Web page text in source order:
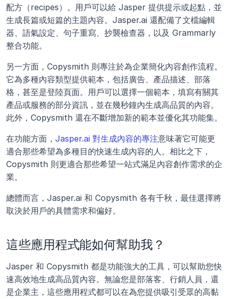
配方（recipes）。用戶可以給 Jasper 提供提示或起點，並
生成長篇或短篇的主題內容。Jasper.ai 還配備了文檔編輯
器、語氣設定、句子重寫、抄襲檢查器，以及 Grammarly
整合功能。
另一方面，Copysmith 則專注於為企業簡化內容創作流程。
它為多種內容類型提供範本，包括廣告、產品描述、部落
格，甚至是登陸頁面。用戶可以選擇一個範本，填寫有關其
產品或服務的部分資訊，並在幾秒鐘內生成高品質的內容。
此外，Copysmith 還在不斷增加新的範本並優化其功能集。
在功能方面， Jasper.ai 對生成內容的專注意味著它可能更
適合那些希望為多種目的快速生成內容的人。相比之下，
Copysmith 則更適合那些希望一站式滿足內容創作需求的企
業。
總體而言，Jasper.ai 和 Copysmith 各有千秋，最佳選擇將
取決於用戶的具體需求和偏好。
這些應用程式能如何幫助我？
Jasper 和 Copysmith 都是功能強大的工具，可以幫助您快
速高效地生成高品質內容。無論您是部落客、行銷人員，還
是企業主，這些應用程式都可以在為您提供吸引受眾的高黏